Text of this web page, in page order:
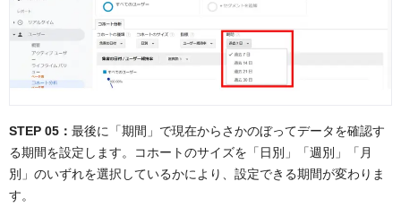
STEP 05： 最後に「期間」で現在からさかのぼってデータを確認す
る期間を設定します。コホートのサイズを「日別」「週別」「月
別」のいずれを選択しているかにより、設定できる期間が変わりま
す。